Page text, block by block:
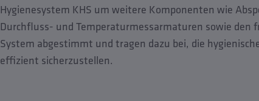
Hygienesystem KHS um weitere Komponenten wie
Durchfluss- und Temperaturmessarmaturen sowie den
System abgestimmt und tragen dazu bei, die
effizient sicherzustellen.